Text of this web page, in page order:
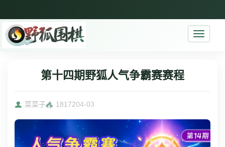
Toggle
第十四期野狐人气争霸赛赛程
菜菜子 1817204-03